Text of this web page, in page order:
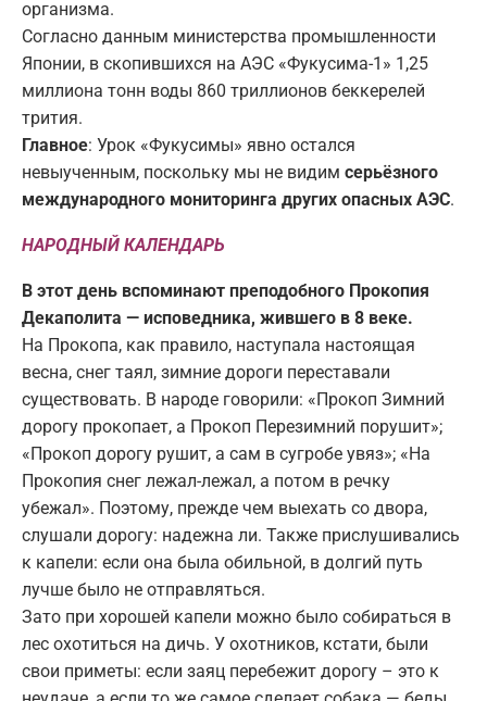
организма.
Согласно данным министерства промышленности
Японии, в скопившихся на АЭС «Фукусима-1» 1,25
миллиона тонн воды 860 триллионов беккерелей
трития.
Главное: Урок «Фукусимы» явно остался
невыученным, поскольку мы не видим серьёзного
международного мониторинга других опасных АЭС.
НАРОДНЫЙ КАЛЕНДАРЬ
В этот день вспоминают преподобного Прокопия
Декаполита — исповедника, жившего в 8 веке.
На Прокопа, как правило, наступала настоящая
весна, снег таял, зимние дороги переставали
существовать. В народе говорили: «Прокоп Зимний
дорогу прокопает, а Прокоп Перезимний порушит»;
«Прокоп дорогу рушит, а сам в сугробе увяз»; «На
Прокопия снег лежал-лежал, а потом в речку
убежал». Поэтому, прежде чем выехать со двора,
слушали дорогу: надежна ли. Также прислушивались
к капели: если она была обильной, в долгий путь
лучше было не отправляться.
Зато при хорошей капели можно было собираться в
лес охотиться на дичь. У охотников, кстати, были
свои приметы: если заяц перебежит дорогу – это к